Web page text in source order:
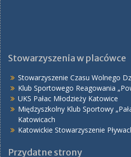
Stowarzyszenia w placówce
Stowarzyszenie Czasu Wolnego
Klub Sportowego Reagowania
UKS Pałac Młodzieży Katowice
Międzyszkolny Klub Sportowy
Katowicach
Katowickie Stowarzyszenie
Przydatne strony